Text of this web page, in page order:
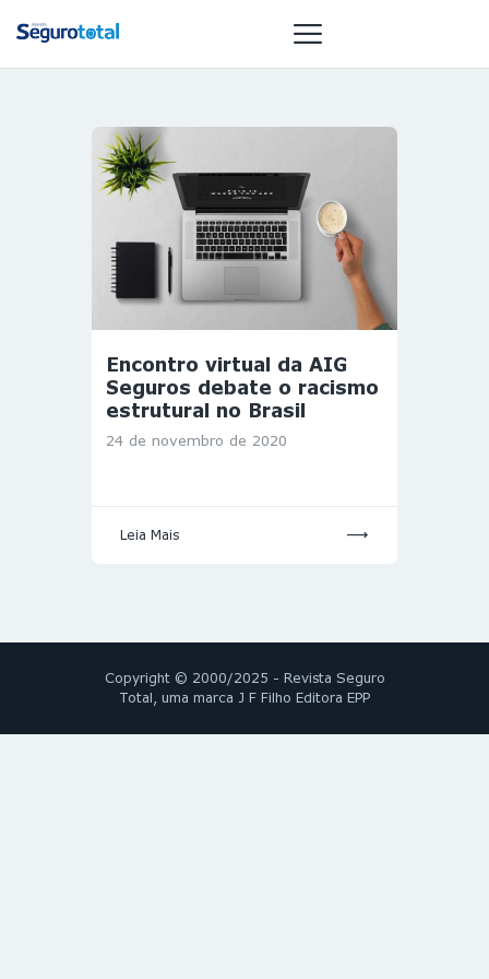
NOTÍCIAS
REVISTA
ESPECIAIS
GAIVOTA DE
GESTORAS
HOMEST
HOME
Encontro virtual da AIG
Seguros debate o racismo
estrutural no Brasil
24 de novembro de 2020
Leia Mais
Copyright © 2000/2025 - Revista Seguro
Total, uma marca J F Filho Editora EPP